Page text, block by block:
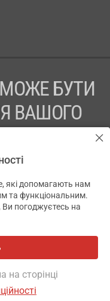
БУТИ
ВАШОГО
ПРОКОНСУЛЬТУЙТЕСЬ
43631965.
система АПТЕКА911.ЮА
які допомагають нам
та функціональним.
погоджуєтесь на
на сторінці
✕